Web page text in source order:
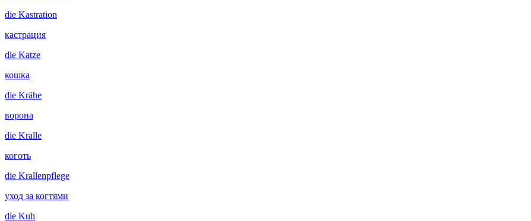
die Kastration
кастрация
die Katze
кошка
die Krähe
ворона
die Kralle
коготь
die Krallenpflege
уход за когтями
die Kuh